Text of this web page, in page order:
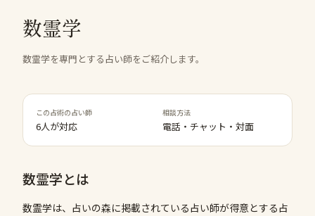
数霊学
数霊学を専門とする占い師をご紹介します。
この占術の占い師
6人が対応
相談方法
電話・チャット・対面
数霊学とは
数霊学は、占いの森に掲載されている占い師が得意とする占